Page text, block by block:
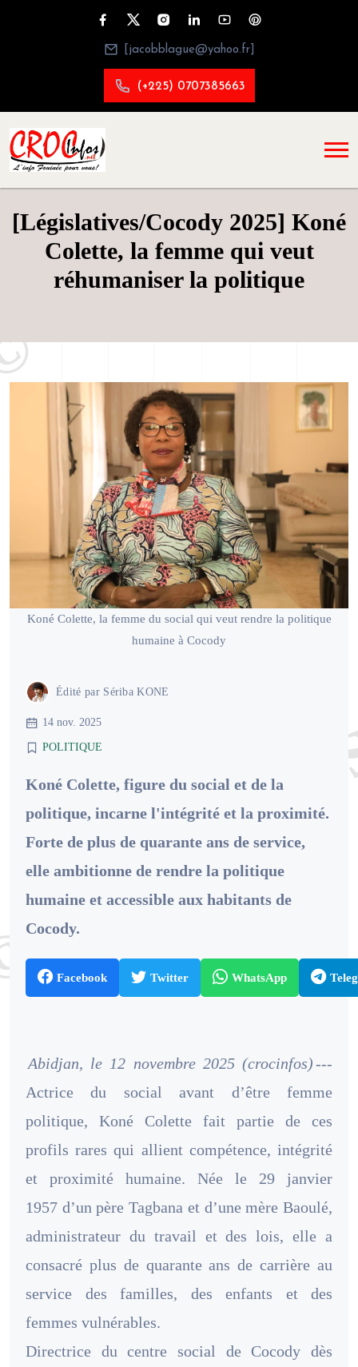
[jacobblague@yahoo.fr]
(+225) 0707385663
[Législatives/Cocody 2025] Koné
Colette, la femme qui veut
réhumaniser la politique
Koné Colette, la femme du social qui veut rendre la politique
humaine à Cocody
Édité par Sériba KONE
14 nov. 2025
POLITIQUE
Koné Colette, figure du social et de la
politique, incarne l'intégrité et la proximité.
Forte de plus de quarante ans de service,
elle ambitionne de rendre la politique
humaine et accessible aux habitants de
Cocody.
Facebook Twitter WhatsApp
Abidjan, le 12 novembre 2025 (crocinfos)---
Actrice du social avant d’être femme
politique, Koné Colette fait partie de ces
profils rares qui allient compétence, intégrité
et proximité humaine. Née le 29 janvier
1957 d’un père Tagbana et d’une mère Baoulé,
administrateur du travail et des lois, elle a
consacré plus de quarante ans de carrière au
service des familles, des enfants et des
femmes vulnérables.
Directrice du centre social de Cocody dès